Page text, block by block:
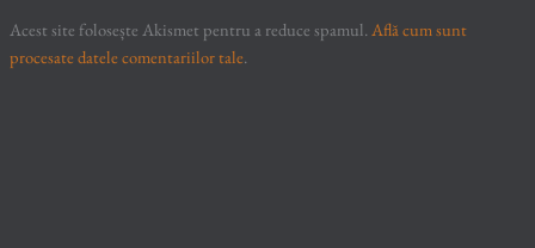
Acest site folosește Akismet pentru a reduce spamul.Află cum sunt
procesate datele comentariilor tale.